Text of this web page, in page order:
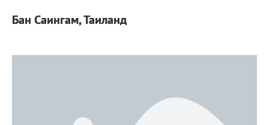
Бан Саингам, Таиланд